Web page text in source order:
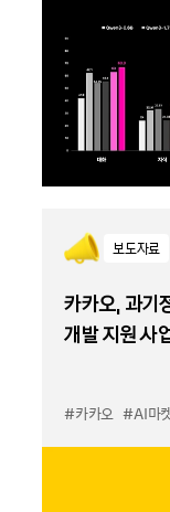
보도자료
카카오, 과기
개발 지원 사
#카카오 #AI마